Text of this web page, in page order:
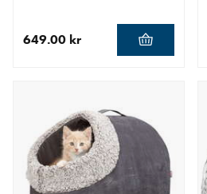
649.00 kr